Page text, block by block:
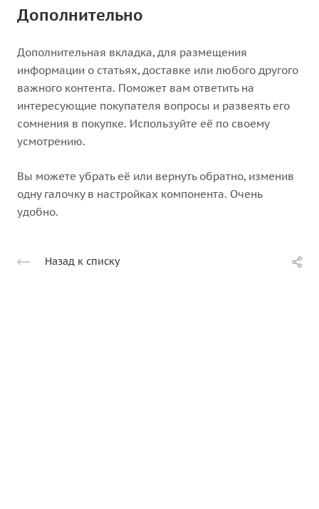
Дополнительно
Дополнительная вкладка, для размещения
информации о статьях, доставке или любого другого
важного контента. Поможет вам ответить на
интересующие покупателя вопросы и развеять его
сомнения в покупке. Используйте её по своему
усмотрению.
Вы можете убрать её или вернуть обратно, изменив
одну галочку в настройках компонента. Очень
удобно.
Назад к списку